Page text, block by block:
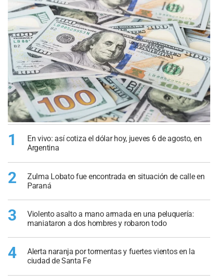
1
En vivo: así cotiza el dólar hoy, jueves 6 de agosto, en
Argentina
2
Zulma Lobato fue encontrada en situación de calle en
Paraná
3
Violento asalto a mano armada en una peluquería:
maniataron a dos hombres y robaron todo
4
Alerta naranja por tormentas y fuertes vientos en la
ciudad de Santa Fe